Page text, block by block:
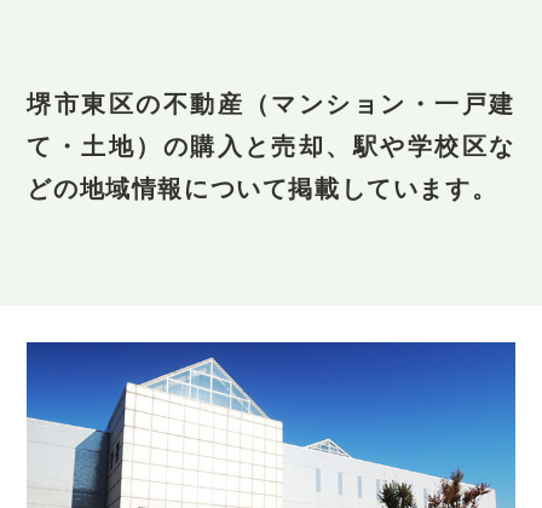
堺市東区の不動産（マンション・一戸建
て・土地）の購入と売却、駅や学校区な
どの地域情報について掲載しています。